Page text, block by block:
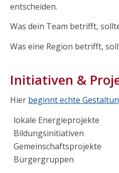
entscheiden.
Was dein Team betrifft,
Was eine Region betrifft,
Initiativen &
Hier beginnt echte
lokale Energieprojekte
Bildungsinitiativen
Gemeinschaftsprojekte
Bürgergruppen